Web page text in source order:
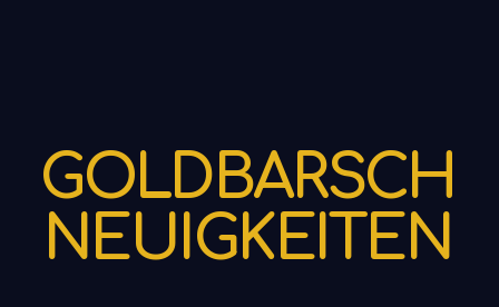
GOLDBARSCH
NEUIGKEITEN